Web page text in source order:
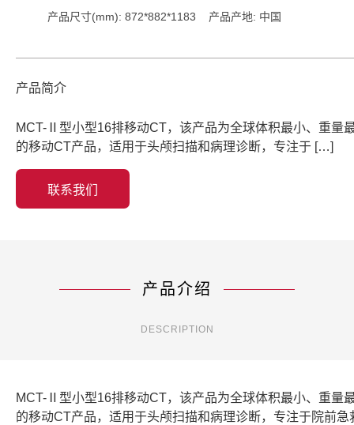
产品尺寸(mm): 872*882*1183 产品产地: 中国
产品简介
MCT-Ⅱ型小型16排移动CT，该产品为全球体积最小、重量
的移动CT产品，适用于头颅扫描和病理诊断，专注于 […]
联系我们
产品介绍
DESCRIPTION
MCT-Ⅱ型小型16排移动CT，该产品为全球体积最小、重量
的移动CT产品，适用于头颅扫描和病理诊断，专注于院前急